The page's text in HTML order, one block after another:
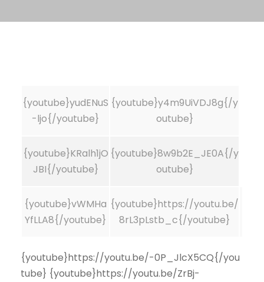
{youtube}yudENuS
-ljo{/youtube}
{youtube}y4m9UiVDJ8g{/y
outube}
{youtube}KRalh1jO
JBI{/youtube}
{youtube}8w9b2E_JE0A{/y
outube}
{youtube}vWMHa
YfLLA8{/youtube}
{youtube}https://youtu.be/
8rL3pLstb_c{/youtube}
{youtube}https://youtu.be/-0P_JlcX5CQ{/you
tube} {youtube}https://youtu.be/ZrBj-